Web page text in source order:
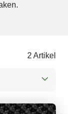
2 Artikel